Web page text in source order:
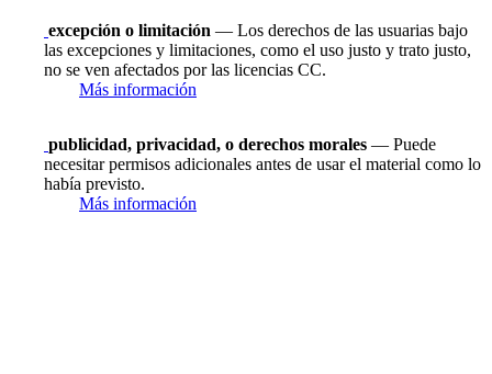
excepción o limitación — Los derechos de las usuarias bajo
las excepciones y limitaciones, como el uso justo y trato justo,
no se ven afectados por las licencias CC.
Más información
publicidad, privacidad, o derechos morales — Puede
necesitar permisos adicionales antes de usar el material como lo
había previsto.
Más información